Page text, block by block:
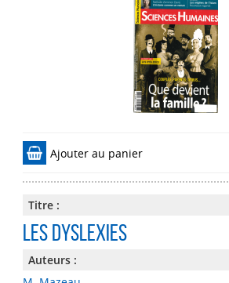
Ajouter au panier
Titre :
Les dyslexies
Auteurs :